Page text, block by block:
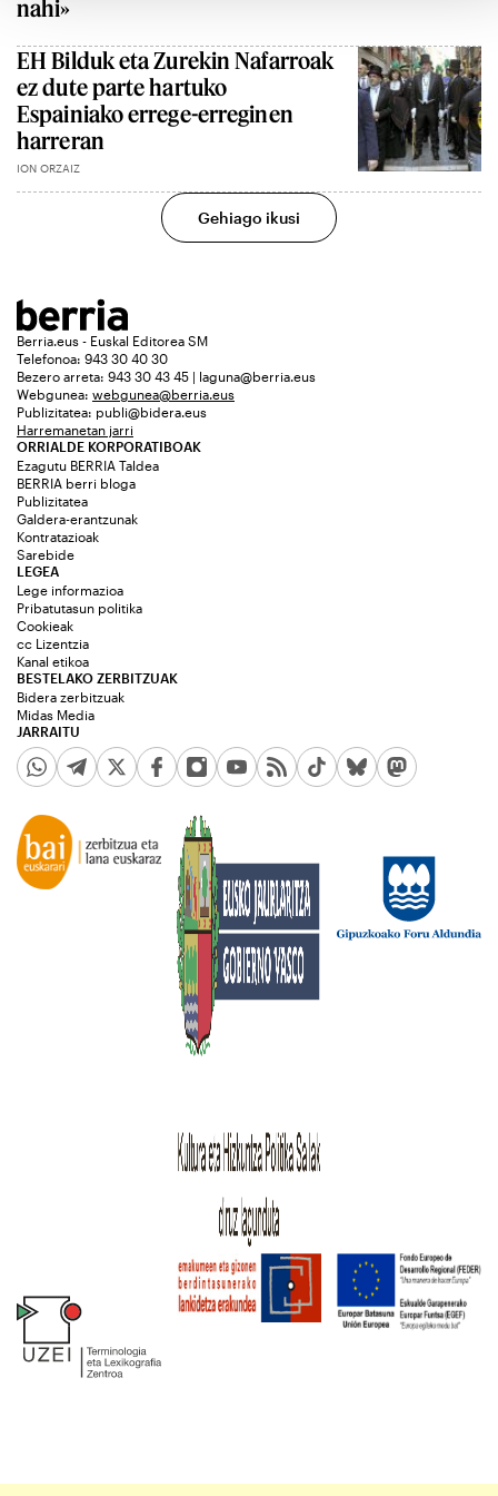
nahi»
EH Bilduk eta Zurekin Nafarroak
ez dute parte hartuko
Espainiako errege-erreginen
harreran
ION ORZAIZ
Gehiago ikusi
Berria.eus - Euskal Editorea SM
Telefonoa: 943 30 40 30
Bezero arreta: 943 30 43 45 | laguna@berria.eus
Webgunea: webgunea@berria.eus
Publizitatea: publi@bidera.eus
Harremanetan jarri
ORRIALDE KORPORATIBOAK
Ezagutu BERRIA Taldea
BERRIA berri bloga
Publizitatea
Galdera-erantzunak
Kontratazioak
Sarebide
JARRAITU
LEGEA
Lege informazioa
Pribatutasun politika
Cookieak
cc Lizentzia
Kanal etikoa
BESTELAKO ZERBITZUAK
Bidera zerbitzuak
Midas Media